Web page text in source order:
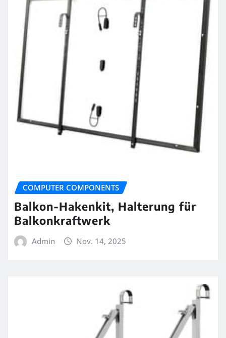
COMPUTER COMPONENTS
Balkon-Hakenkit, Halterung für
Balkonkraftwerk
Admin Nov. 14, 2025